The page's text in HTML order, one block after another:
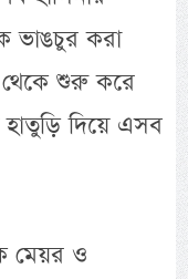
ভাঙচুর করা
থেকে শুরু করে
হাতুড়ি দিয়ে এসব
মেয়র ও